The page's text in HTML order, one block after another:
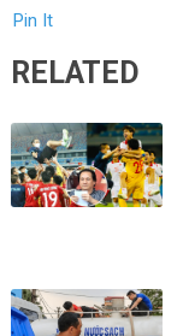
Pin It
RELATED